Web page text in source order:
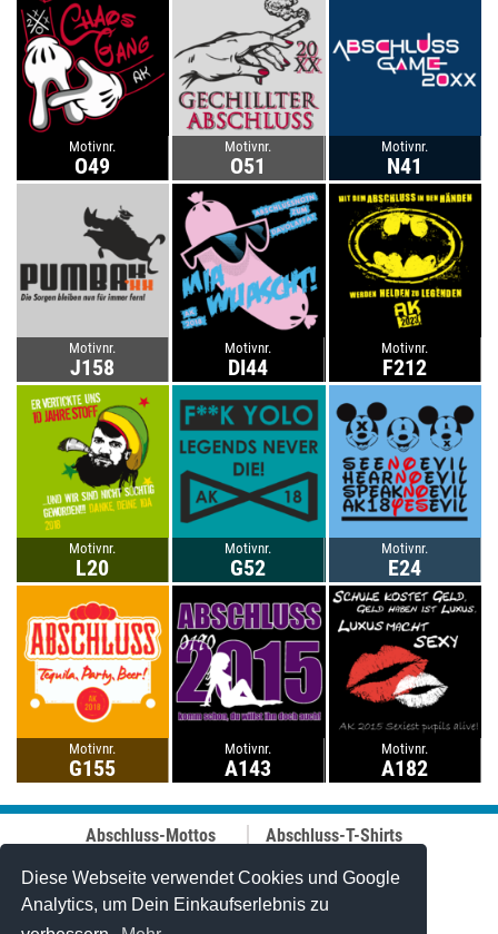
Diese Webseite verwendet Cookies und Google
Analytics, um Dein Einkaufserlebnis zu
Motivnr.
O49
Motivnr.
O51
Motivnr.
N41
Motivnr.
J158
Motivnr.
DI44
Motivnr.
F212
Motivnr.
L20
Motivnr.
G52
Motivnr.
E24
Motivnr.
G155
Motivnr.
A143
Motivnr.
A182
Abschluss-Mottos
Abi-Mottos
Lehrer-Motive
Abschluss-T-Shirts
Best-Price-
Abschlussshirts